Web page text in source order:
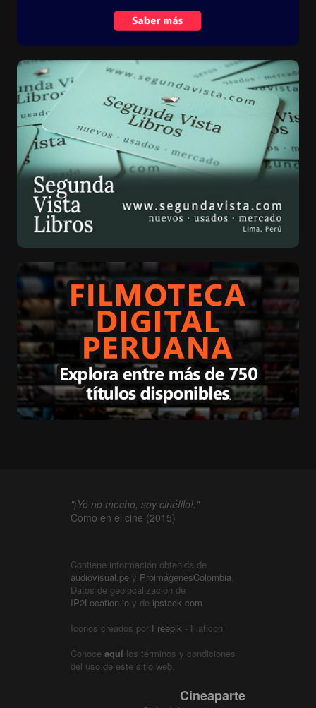
"¡Yo no mecho, soy cinéfilo!."
Como en el cine (2015)
Contiene información obtenida de
audiovisual.pe y ProimágenesColombia.
Datos de geolocalización de
IP2Location.io y de ipstack.com
Iconos creados por Freepik - Flaticon
Conoce aquí los términos y condiciones
del uso de este sitio web.
Cineaparte